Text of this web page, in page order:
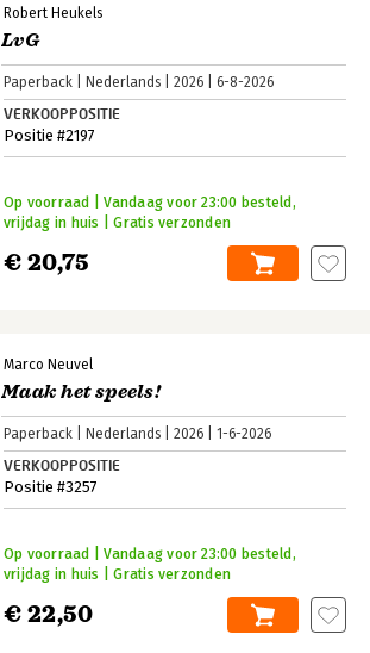
Robert Heukels
LvG
Paperback Nederlands 2026 6-8-2026
VERKOOPPOSITIE
Positie #2197
€ 20,75
Op voorraad | Vandaag voor 23:00 besteld,
vrijdag in huis | Gratis verzonden
Marco Neuvel
Maak het speels!
Paperback Nederlands 2026 1-6-2026
VERKOOPPOSITIE
Positie #3257
€ 22,50
Op voorraad | Vandaag voor 23:00 besteld,
vrijdag in huis | Gratis verzonden